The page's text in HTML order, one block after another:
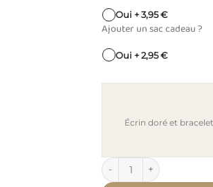
Oui + 3,95 €
Ajouter un sac cadeau ?
Oui + 2,95 €
Écrin doré et
quantité de Pendentif